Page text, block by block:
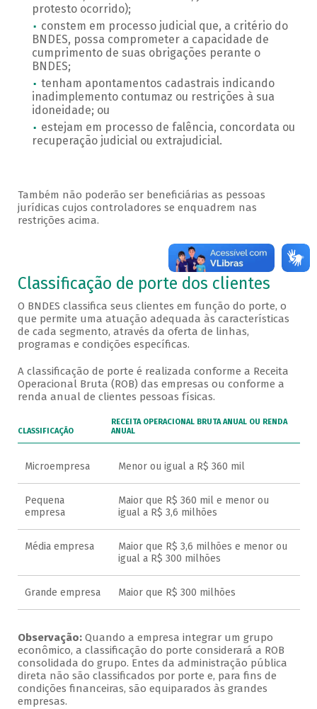
protesto ocorrido);
constem em processo judicial que, a critério do
BNDES, possa comprometer a capacidade de
cumprimento de suas obrigações perante o
BNDES;
tenham apontamentos cadastrais indicando
inadimplemento contumaz ou restrições à sua
idoneidade; ou
estejam em processo de falência, concordata ou
recuperação judicial ou extrajudicial.
Também não poderão ser beneficiárias as pessoas
jurídicas cujos controladores se enquadrem nas
restrições acima.
Classificação de porte dos clientes
O BNDES classifica seus clientes em função do porte, o
que permite uma atuação adequada às características
de cada segmento, através da oferta de linhas,
programas e condições específicas.
A classificação de porte é realizada conforme a Receita
Operacional Bruta (ROB) das empresas ou conforme a
renda anual de clientes pessoas físicas.
CLASSIFICAÇÃO
RECEITA OPERACIONAL BRUTA ANUAL OU RENDA
ANUAL
Microempresa Menor ou igual a R$ 360 mil
Pequena
empresa
Maior que R$ 360 mil e menor ou
igual a R$ 3,6 milhões
Média empresa
Maior que R$ 3,6 milhões e menor ou
igual a R$ 300 milhões
Grande empresa Maior que R$ 300 milhões
Observação:Quando a empresa integrar um grupo
econômico, a classificação do porte considerará a ROB
consolidada do grupo. Entes da administração pública
direta não são classificados por porte e, para fins de
condições financeiras, são equiparados às grandes
empresas.